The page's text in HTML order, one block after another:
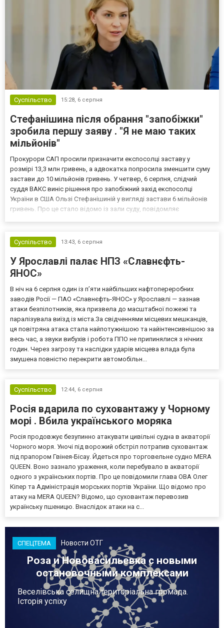
Суспільство 15:28, 6 серпня
Стефанішина після обрання "запобіжки"
зробила першу заяву . "Я не маю таких
мільйонів"
Прокурори САП просили призначити експосолці заставу у
розмірі 13,3 млн гривень, а адвокатка попросила зменшити суму
застави до 10 мільйонів гривень. У четвер, 6 серпня, слідчий
суддя ВАКС виніс рішення про запобіжний захід експосолці
України в США Ользі Стефанішиній у вигляді застави 6 мільйонів
гривень. Про це стало відомо із зали суду, повідомляє
Суспільство
13:43, 6 серпня
У Ярославлі палає НПЗ «Славнєфть-
ЯНОС»
В ніч на 6 серпня один із п’яти найбільших нафтопереробних
заводів Росії — ПАО «Славнєфть-ЯНОС» у Ярославлі — зазнав
атаки безпілотників, яка призвела до масштабної пожежі та
паралізувала виїзд із міста.За свідченнями місцевих мешканців,
ця повітряна атака стала найпотужнішою та найінтенсивнішою за
весь час, а звуки вибухів і робота ППО не припинялися з нічних
годин. Через загрозу та наслідки ударів місцева влада була
змушена повністю перекрити автомобільн...
Суспільство 12:44, 6 серпня
Росія вдарила по суховантажу у Чорному
морі . Вбила українського моряка
Росія продовжує безупинно атакувати цивільні судна в акваторії
Чорного моря. Уночі під ворожий обстріл потрапив суховантаж
під прапором Гвінея-Бісау. Йдеться про торговельне судно MERA
QUEEN. Воно зазнало ураження, коли перебувало в акваторії
одного з українських портів. Про це повідомили глава ОВА Олег
Кіпер та Адміністрація морських портів України. Що відомо про
атаку на MERA QUEEN? Відомо, що суховантаж перевозив
українську пшеницю. Внаслідок атаки на с...
СПЕЦТЕМА Новости ОТГ
Роза и Нововасильевка с новыми
остановочными комплексами
Веселівська селищна територіальна громада.
Історія успіху